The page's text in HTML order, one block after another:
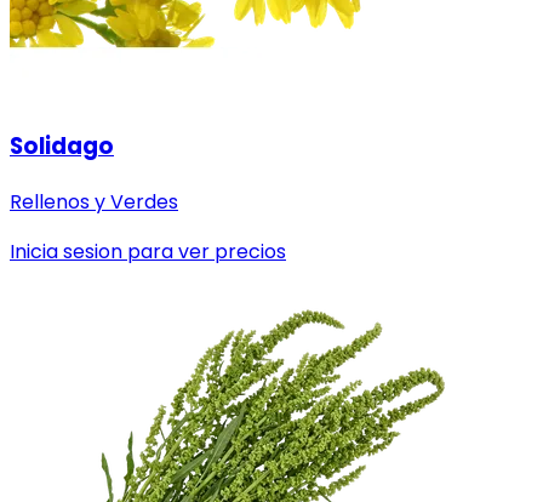
Solidago
Rellenos y Verdes
Inicia sesion para ver precios